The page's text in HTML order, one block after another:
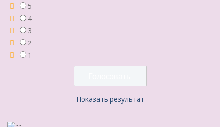
5
4
3
2
1
Показать результат